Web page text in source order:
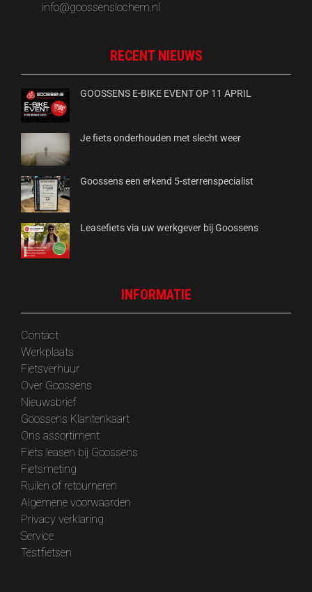
info@goossenslochem.nl
RECENT NIEUWS
GOOSSENS E-BIKE EVENT OP 11 APRIL
Je fiets onderhouden met slecht weer
Goossens een erkend 5-sterrenspecialist
Leasefiets via uw werkgever bij Goossens
INFORMATIE
Contact
Werkplaats
Fietsverhuur
Over Goossens
‎Nieuwsbrief
Goossens Klantenkaart
Ons assortiment
Fiets leasen bij Goossens
Fietsmeting
Ruilen of retourneren
Algemene voorwaarden
Privacy verklaring
Service
Testfietsen